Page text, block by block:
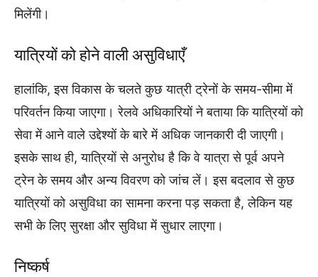
मिलेंगी।
यात्रियों को होने वाली असुविधाएँ
हालांकि, इस विकास के चलते कुछ यात्री ट्रेनों के समय-सीमा में
परिवर्तन किया जाएगा। रेलवे अधिकारियों ने बताया कि यात्रियों को
सेवा में आने वाले उद्देश्यों के बारे में अधिक जानकारी दी जाएगी।
इसके साथ ही, यात्रियों से अनुरोध है कि वे यात्रा से पूर्व अपने
ट्रेन के समय और अन्य विवरण को जांच लें। इस बदलाव से कुछ
यात्रियों को असुविधा का सामना करना पड़ सकता है, लेकिन यह
सभी के लिए सुरक्षा और सुविधा में सुधार लाएगा।
निष्कर्ष